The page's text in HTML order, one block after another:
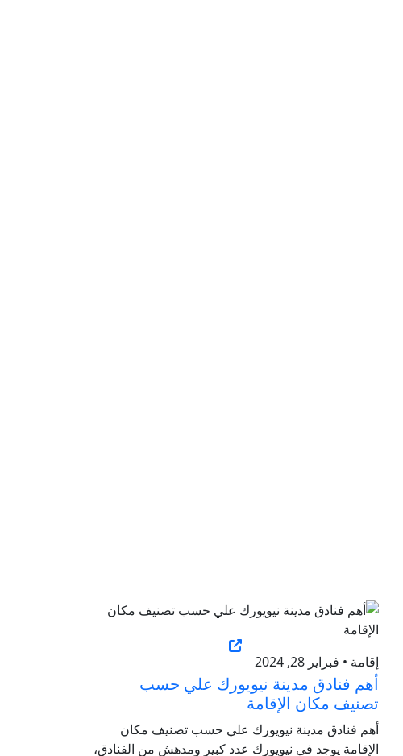
إقامة • فبراير 28, 2024
أهم فنادق مدينة نيويورك علي حسب
تصنيف مكان الإقامة
أهم فنادق مدينة نيويورك علي حسب تصنيف مكان
الإقامة يوجد في نيويورك عدد كبير ومدهش من الفنادق،